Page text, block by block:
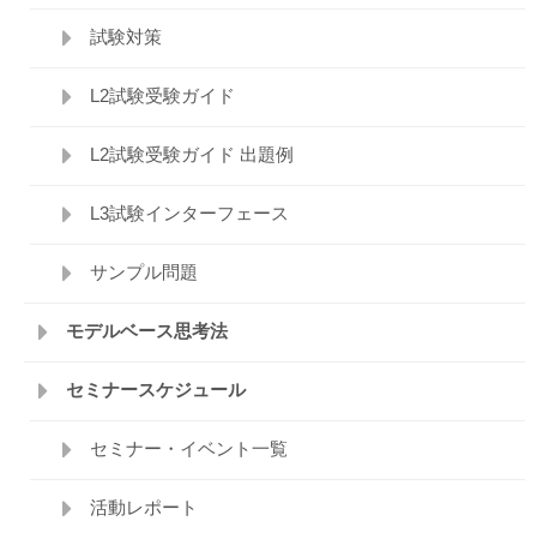
試験対策
L2試験受験ガイド
L2試験受験ガイド 出題例
L3試験インターフェース
サンプル問題
モデルベース思考法
セミナースケジュール
セミナー・イベント一覧
活動レポート